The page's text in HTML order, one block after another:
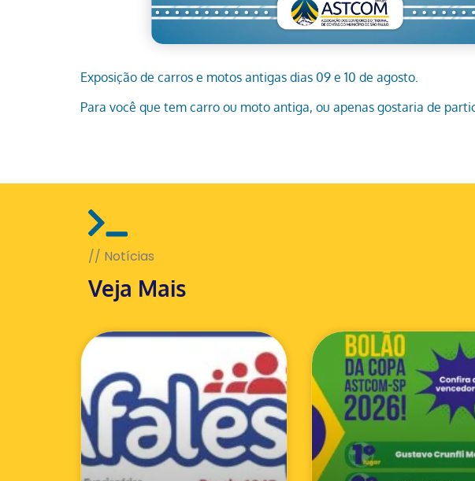
Exposição de carros e motos antigas dias 09 e 10 de agosto.
Para você que tem carro ou moto antiga, ou apenas gostaria de
// Notícias
Veja Mais